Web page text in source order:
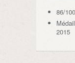
86/
2015